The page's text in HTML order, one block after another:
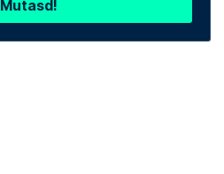
Mutasd!